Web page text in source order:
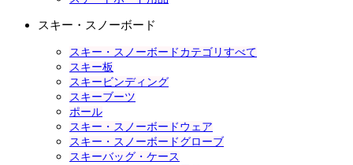
スキー・スノーボード
スキー・スノーボードカテゴリすべて
スキー板
スキービンディング
スキーブーツ
ポール
スキー・スノーボードウェア
スキー・スノーボードグローブ
スキーバッグ・ケース